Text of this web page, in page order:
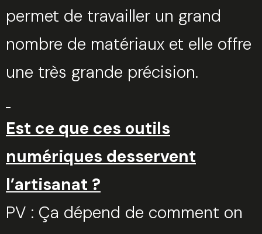
permet de travailler un grand
nombre de matériaux et elle offre
une très grande précision.
Est ce que ces outils
numériques desservent
l’artisanat ?
PV : Ça dépend de comment on